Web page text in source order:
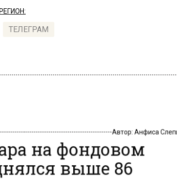
ТЕЛЕГРАМ
на фондовом
выше 86